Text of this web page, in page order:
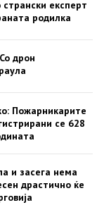
експерт
родилка
дрон
Пожарникарите
се 628
и засега нема
драстично ќе